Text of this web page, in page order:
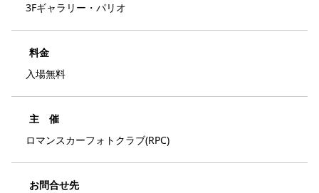
3Fギャラリー・パリオ
料金
入場無料
主 催
ロマンスカーフォトクラブ(RPC)
お問合せ先